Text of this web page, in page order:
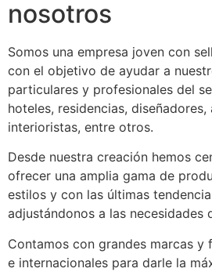
nosotros
Somos una empresa joven con
con el objetivo de ayudar a
particulares y profesionales del
hoteles, residencias,
interioristas, entre otros.
Desde nuestra creación hemos
ofrecer una amplia gama de
estilos y con las últimas
adjustándonos a las necesidades
Contamos con grandes marcas y
e internacionales para darle la